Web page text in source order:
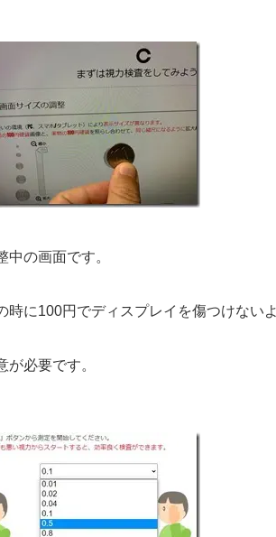
中の画面です。
時に100円でディスプレイを傷つけない
が必要です。